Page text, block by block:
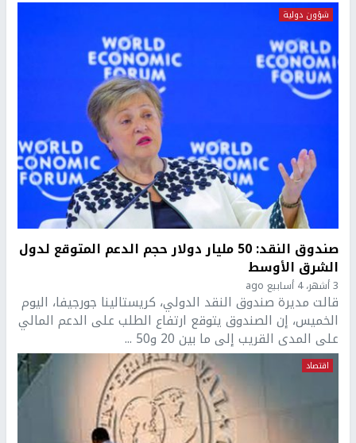
شؤون دولية
صندوق النقد: 50 مليار دولار حجم الدعم المتوقع لدول
الشرق الأوسط
3 أشهر، 4 أسابيع ago
قالت مديرة صندوق النقد الدولي، كريستالينا جورجيفا، اليوم
الخميس، إن الصندوق يتوقع ارتفاع الطلب على الدعم المالي
على المدى القريب إلى ما بين 20 و50 ...
اقتصاد